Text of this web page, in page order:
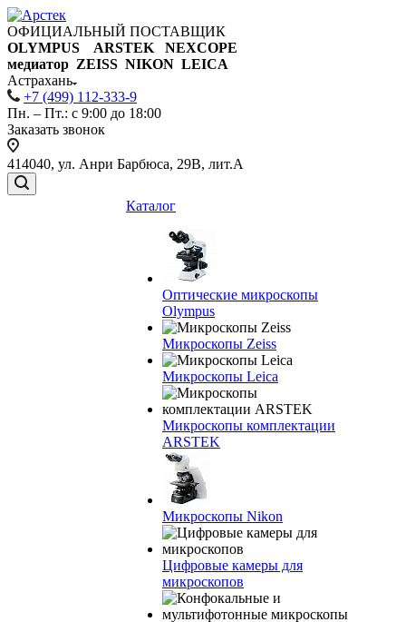
ОФИЦИАЛЬНЫЙ ПОСТАВЩИК
OLYMPUS ARSTEK NEXCOPE
медиатор ZEISS NIKON LEICA
Астрахань
+7 (499) 112-333-9
Пн. – Пт.: с 9:00 до 18:00
Заказать звонок
414040, ул. Анри Барбюса, 29В, лит.А
Каталог
Оптические микроскопы
Olympus
Микроскопы Zeiss
Микроскопы Leica
Микроскопы комплектации
ARSTEK
Микроскопы Nikon
Цифровые камеры для
микроскопов